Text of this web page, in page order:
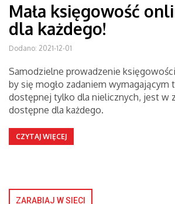
Mała księgowość
dla każdego!
Dodano: 2021-12-01
Samodzielne prowadzenie
by się mogło zadaniem wymagającym
dostępnej tylko dla nielicznych, jest w
dostępne dla każdego.
CZYTAJ WIĘCEJ
ZARABIAJ W SIECI